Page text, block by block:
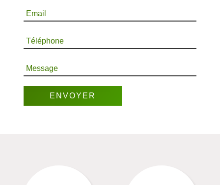
Email
Téléphone
Message